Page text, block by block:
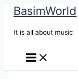
BasimWorld
It is all about music